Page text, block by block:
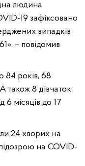
людина
19 зафіксовано
випадків
– повідомив
84 років, 68
А також 8 дівчаток
6 місяців до 17
24 хворих на
на COVID-